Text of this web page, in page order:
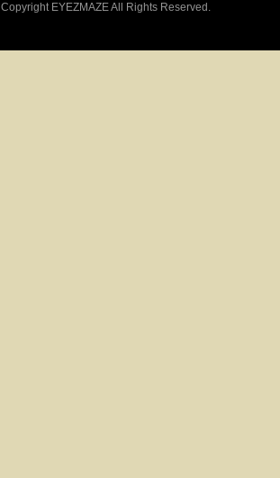
Copyright EYEZMAZE All Rights Reserved.